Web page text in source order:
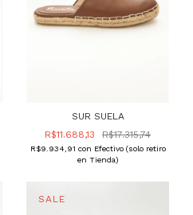
SUR SUELA
R$11.688,13
R$17.315,74
R$9.934,91 con Efectivo (solo retiro
en Tienda)